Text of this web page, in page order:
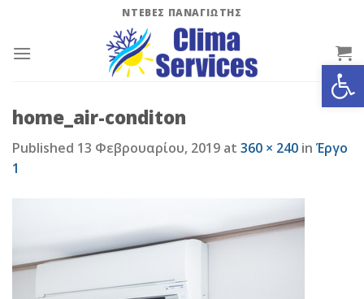
content
ΝΤΕΒΕΣ ΠΑΝΑΓΙΩΤΗΣ
home_air-conditon
Published 13 Φεβρουαρίου, 2019 at 360 × 240 in Έργο
1